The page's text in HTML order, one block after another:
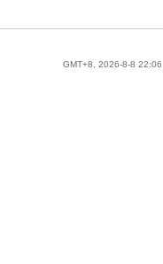
GMT+8, 2026-8-8 22:06